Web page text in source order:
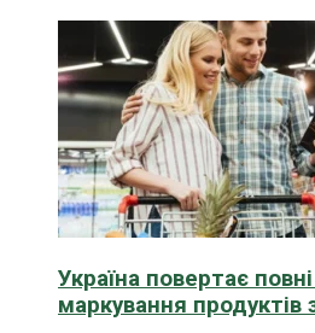
Україна повертає
маркування продуктів